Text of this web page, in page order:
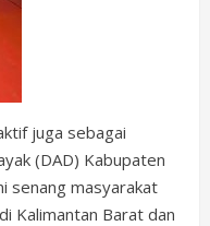
juga sebagai
(DAD) Kabupaten
senang masyarakat
Kalimantan Barat dan